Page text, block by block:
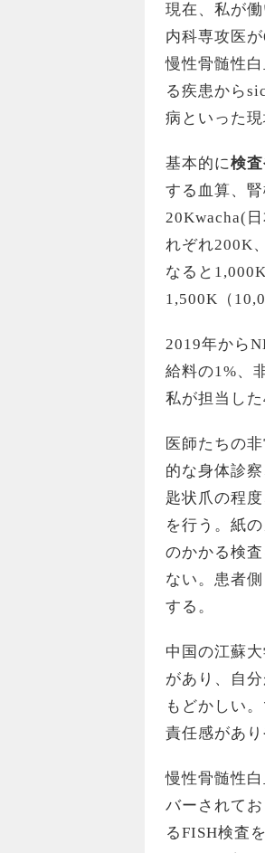
現在、私が
内科専攻医
慢性骨髄性
る疾患から
病といった
基本的に検
する血算、
20Kwacha(
れぞれ200K
なると
1,500K（
2019年から
給料の1%、
私が担当し
医師たちの
的な身体診
匙状爪の程
を行う。紙
のかかる検
ない。患者
する。
中国の江蘇
があり、自
もどかしい
責任感があり
慢性骨髄性
バーされて
るFISH検査